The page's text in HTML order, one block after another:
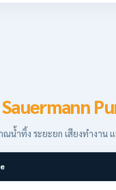
Sauermann
น้ำทิ้ง ระยะยก เสียงทำงาน